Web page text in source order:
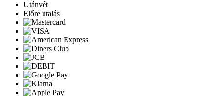
Utánvét
Előre utalás